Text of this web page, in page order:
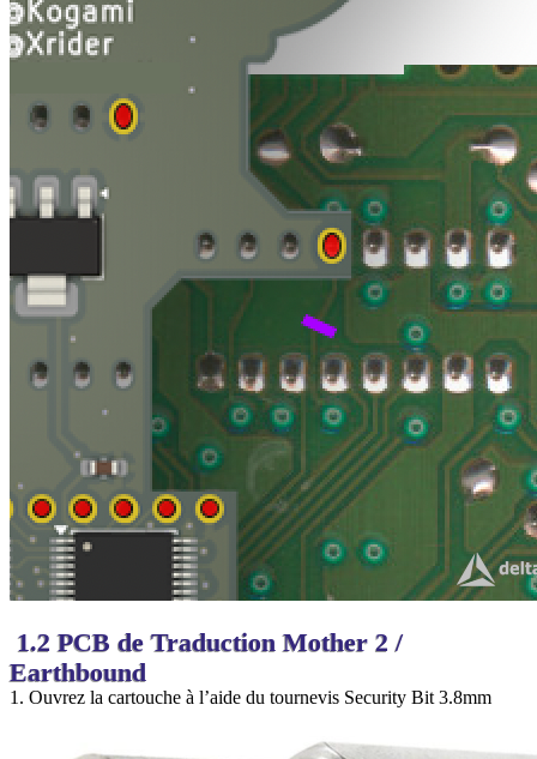
1.2 PCB de Traduction Mother 2 /
Earthbound
1. Ouvrez la cartouche à l’aide du tournevis Security Bit 3.8mm